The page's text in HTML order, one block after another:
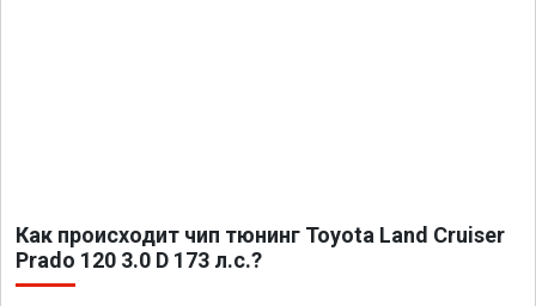
Как происходит чип тюнинг Toyota Land Cruiser
Prado 120 3.0 D 173 л.с.?